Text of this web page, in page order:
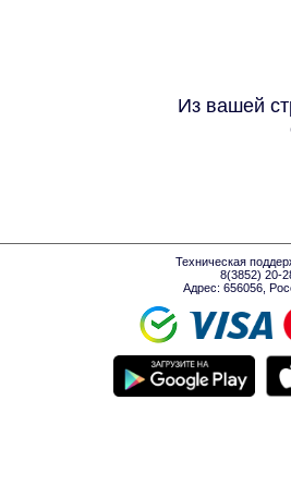
Из вашей
Техническая
8(3852) 20-
Адрес: 656056,